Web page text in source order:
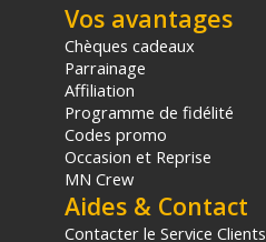
Vos avantages
Chèques cadeaux
Parrainage
Affiliation
Programme de fidélité
Codes promo
Occasion et Reprise
MN Crew
Aides & Contact
Contacter le Service Clients